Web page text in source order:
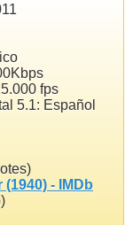
fps
5.1: Español
- IMDb